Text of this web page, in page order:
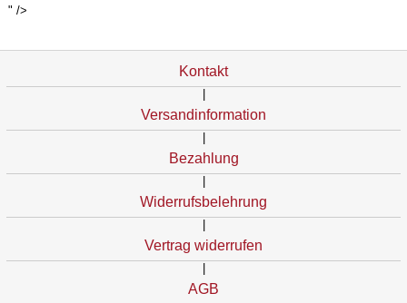
" />
Kontakt
|
Versandinformation
|
Bezahlung
|
Widerrufsbelehrung
|
Vertrag widerrufen
|
AGB